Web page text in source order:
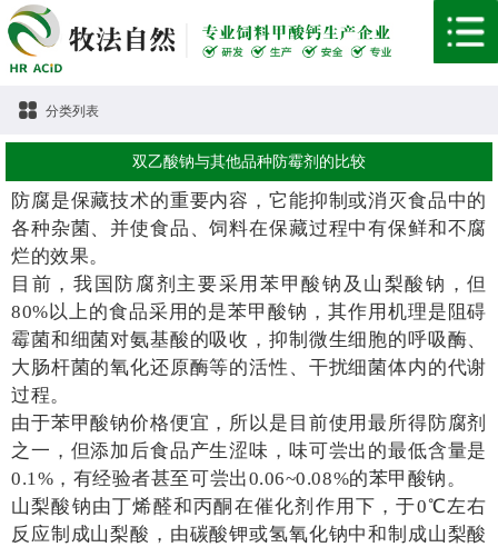
分类列表
双乙酸钠与其他品种防霉剂的比较
防腐是保藏技术的重要内容，它能抑制或消灭食品中的
各种杂菌、并使食品、饲料在保藏过程中有保鲜和不腐
烂的效果。
目前，我国防腐剂主要采用苯甲酸钠及山梨酸钠，但
80%以上的食品采用的是苯甲酸钠，其作用机理是阻碍
霉菌和细菌对氨基酸的吸收，抑制微生细胞的呼吸酶、
大肠杆菌的氧化还原酶等的活性、干扰细菌体内的代谢
过程。
由于苯甲酸钠价格便宜，所以是目前使用最所得防腐剂
之一，但添加后食品产生涩味，味可尝出的最低含量是
0.1% ，有经验者甚至可尝出0.06~0.08%的苯甲酸钠。
山梨酸钠由丁烯醛和丙酮在催化剂作用下，于0℃左右
反应制成山梨酸，由碳酸钾或氢氧化钠中和制成山梨酸